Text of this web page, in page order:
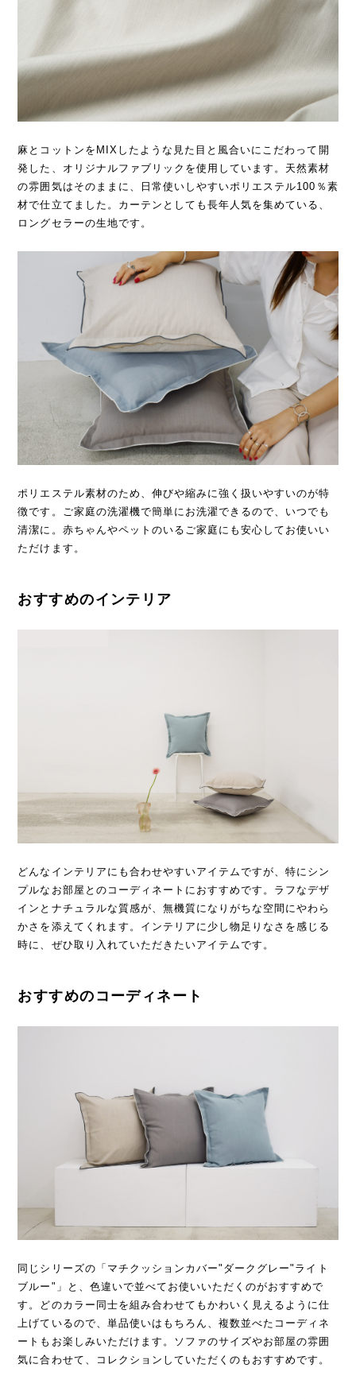
麻とコットンをMIXしたような見た目と風合いにこだわって開
発した、オリジナルファブリックを使用しています。天然素材
の雰囲気はそのままに、日常使いしやすいポリエステル100％素
材で仕立てました。カーテンとしても長年人気を集めている、
ロングセラーの生地です。
ポリエステル素材のため、伸びや縮みに強く扱いやすいのが特
徴です。ご家庭の洗濯機で簡単にお洗濯できるので、いつでも
清潔に。赤ちゃんやペットのいるご家庭にも安心してお使いい
ただけます。
おすすめのインテリア
どんなインテリアにも合わせやすいアイテムですが、特にシン
プルなお部屋とのコーディネートにおすすめです。ラフなデザ
インとナチュラルな質感が、無機質になりがちな空間にやわら
かさを添えてくれます。インテリアに少し物足りなさを感じる
時に、ぜひ取り入れていただきたいアイテムです。
おすすめのコーディネート
同じシリーズの「マチクッションカバー"ダークグレー"ライト
ブルー"」と、色違いで並べてお使いいただくのがおすすめで
す。どのカラー同士を組み合わせてもかわいく見えるように仕
上げているので、単品使いはもちろん、複数並べたコーディネ
ートもお楽しみいただけます。ソファのサイズやお部屋の雰囲
気に合わせて、コレクションしていただくのもおすすめです。